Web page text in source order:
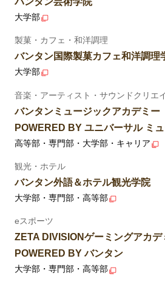
大学部
製菓・カフェ・和洋調理
バンタン国際製菓カフェ和洋調理
大学部
音楽・アーティスト・サウンドクリエ
バンタンミュージックアカデミー
POWERED BY ユニバーサル ミ
高等部・専門部・大学部・キャリア
観光・ホテル
バンタン外語＆ホテル観光学院
大学部・専門部・高等部
eスポーツ
ZETA DIVISIONゲーミングアカデ
POWERED BY バンタン
大学部・専門部・高等部